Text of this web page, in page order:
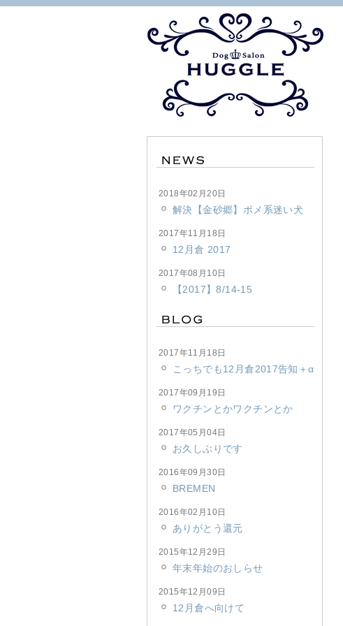
2018年02月20日
解決【金砂郷】ポメ系迷い犬
2017年11月18日
12月倉 2017
2017年08月10日
【2017】8/14-15
2017年11月18日
こっちでも12月倉2017告知＋α
2017年09月19日
ワクチンとかワクチンとか
2017年05月04日
お久しぶりです
2016年09月30日
BREMEN
2016年02月10日
ありがとう還元
2015年12月29日
年末年始のおしらせ
2015年12月09日
12月倉へ向けて